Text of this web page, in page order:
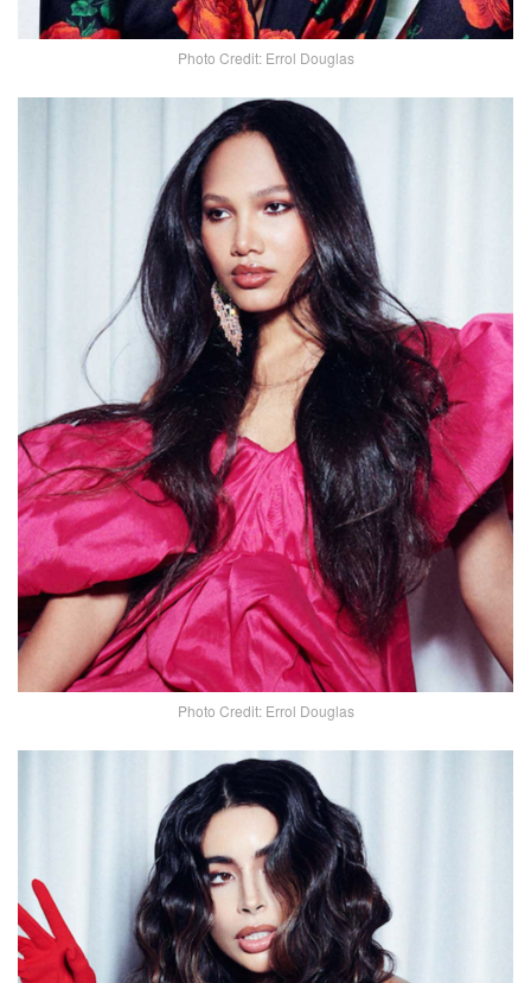
Photo Credit: Errol Douglas
Photo Credit: Errol Douglas